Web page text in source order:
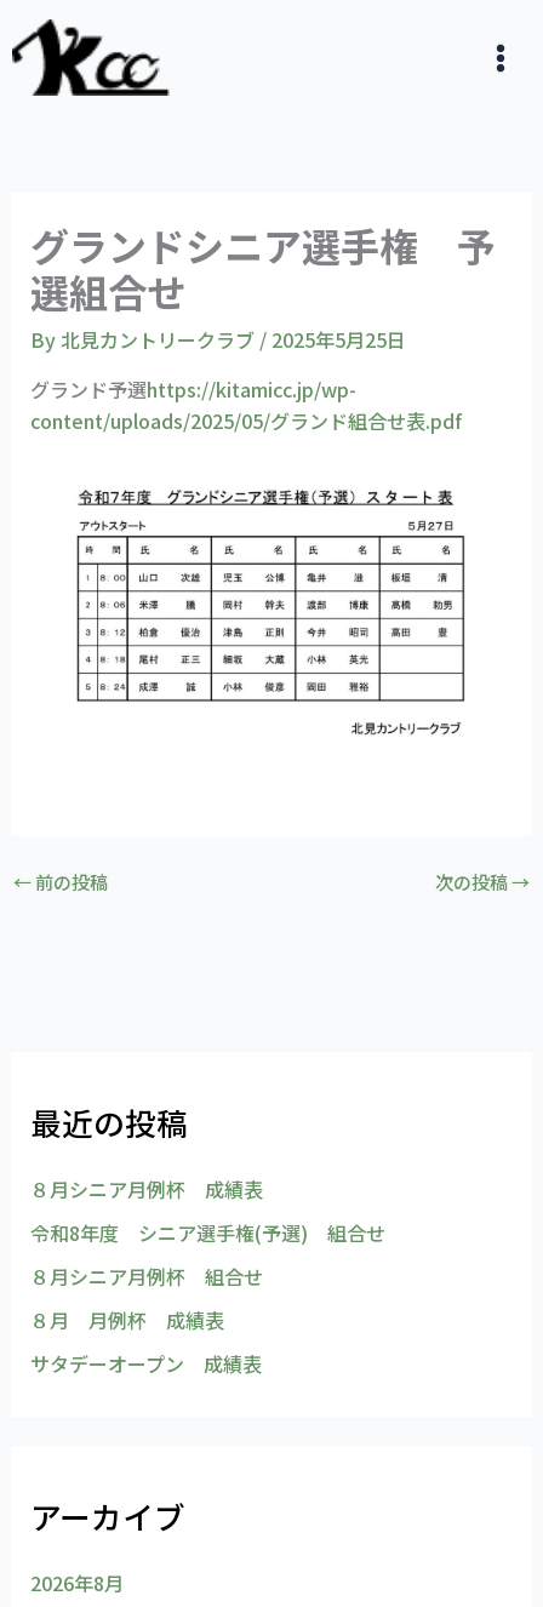
容
最近の投稿
８月シニア月例杯 成績表
令和8年度 シニア選手権(予選) 組合せ
８月シニア月例杯 組合せ
８月 月例杯 成績表
サタデーオープン 成績表
アーカイブ
2026年8月
グランドシニア選手権 予
選組合せ
By北見カントリークラブ / 2025年5月25日
グランド予選https://kitamicc.jp/wp-
content/uploads/2025/05/グランド組合せ表.pdf
←前の投稿 次の投稿→